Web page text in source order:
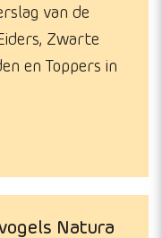
van de
Zwarte
en Toppers in
Natura